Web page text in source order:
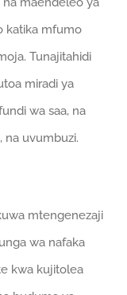
katika mfumo
Tunajitahidi
miradi ya
wa saa, na
na uvumbuzi.
mtengenezaji
wa nafaka
kwa kujitolea